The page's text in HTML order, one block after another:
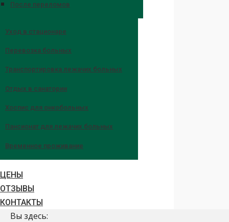
После переломов
Уход в стационаре
Перевозка больных
Транспортировка лежачих больных
Отдых в санатории
Хоспис для онкобольных
Пансионат для лежачих больных
Временное проживание
ЦЕНЫ
ОТЗЫВЫ
КОНТАКТЫ
Вы здесь: